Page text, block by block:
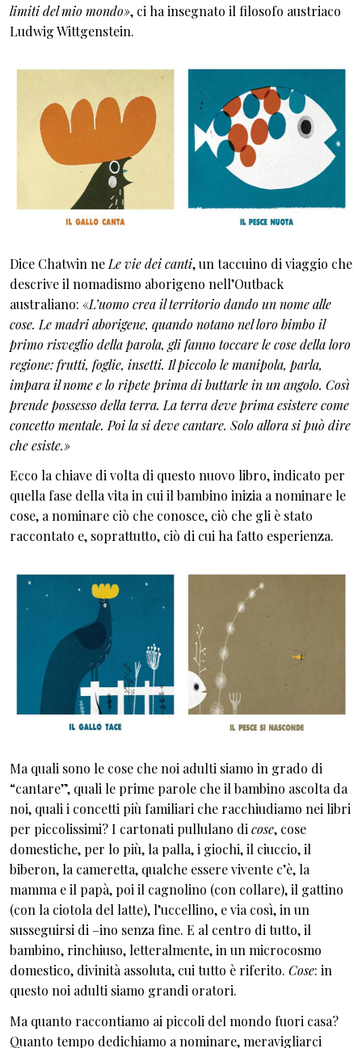
limiti del mio mondo», ci ha insegnato il filosofo austriaco
Ludwig Wittgenstein.
Dice Chatwin ne Le vie dei canti, un taccuino di viaggio che
descrive il nomadismo aborigeno nell’Outback
australiano: «L’uomo crea il territorio dando un nome alle
cose. Le madri aborigene, quando notano nel loro bimbo il
primo risveglio della parola, gli fanno toccare le cose della loro
regione: frutti, foglie, insetti. Il piccolo le manipola, parla,
impara il nome e lo ripete prima di buttarle in un angolo. Così
prende possesso della terra. La terra deve prima esistere come
concetto mentale. Poi la si deve cantare. Solo allora si può dire
che esiste.»
Ecco la chiave di volta di questo nuovo libro, indicato per
quella fase della vita in cui il bambino inizia a nominare le
cose, a nominare ciò che conosce, ciò che gli è stato
raccontato e, soprattutto, ciò di cui ha fatto esperienza.
Ma quali sono le cose che noi adulti siamo in grado di
“cantare”, quali le prime parole che il bambino ascolta da
noi, quali i concetti più familiari che racchiudiamo nei libri
per piccolissimi? I cartonati pullulano di cose, cose
domestiche, per lo più, la palla, i giochi, il ciuccio, il
biberon, la cameretta, qualche essere vivente c’è, la
mamma e il papà, poi il cagnolino (con collare), il gattino
(con la ciotola del latte), l’uccellino, e via così, in un
susseguirsi di –ino senza fine. E al centro di tutto, il
bambino, rinchiuso, letteralmente, in un microcosmo
domestico, divinità assoluta, cui tutto è riferito. Cose: in
questo noi adulti siamo grandi oratori.
Ma quanto raccontiamo ai piccoli del mondo fuori casa?
Quanto tempo dedichiamo a nominare, meravigliarci